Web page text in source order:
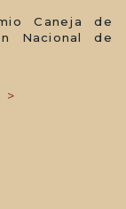
Caneja de
Nacional de
>